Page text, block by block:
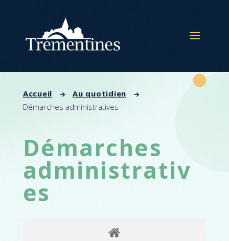
Accueil
Au quotidien
Démarches administratives
Démarches
administrativ
es